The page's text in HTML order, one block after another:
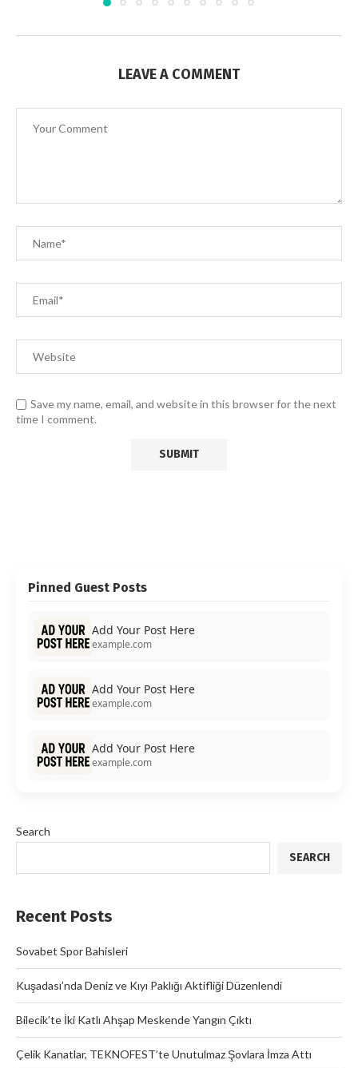
LEAVE A COMMENT
Save my name, email, and website in this browser for the next
time I comment.
Pinned Guest Posts
Add Your Post Here
example.com
Add Your Post Here
example.com
Add Your Post Here
example.com
Search
SEARCH
Recent Posts
Sovabet Spor Bahisleri
Kuşadası’nda Deniz ve Kıyı Paklığı Aktifliği Düzenlendi
Bilecik’te İki Katlı Ahşap Meskende Yangın Çıktı
Çelik Kanatlar, TEKNOFEST’te Unutulmaz Şovlara İmza Attı